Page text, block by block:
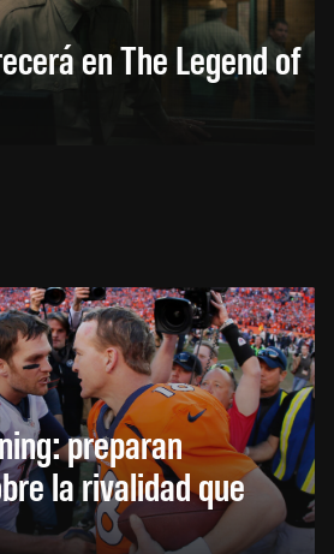
en The Legend of
preparan
la rivalidad que